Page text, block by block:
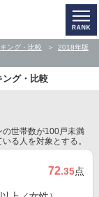
ング・比較
2018年版
ング・比較
の世帯数が100戸未満
る人を対象とする。
72.35点